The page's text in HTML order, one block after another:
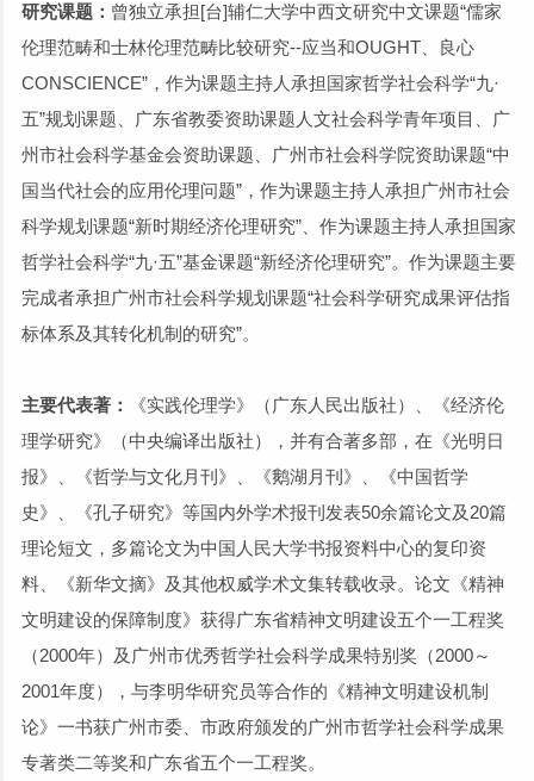
研究课题： 曾独立承担[台]辅仁大学中西文研究中文课题“儒家
伦理范畴和士林伦理范畴比较研究--应当和OUGHT、良心
CONSCIENCE”，作为课题主持人承担国家哲学社会科学“九·
五”规划课题、广东省教委资助课题人文社会科学青年项目、广
州市社会科学基金会资助课题、广州市社会科学院资助课题“中
国当代社会的应用伦理问题”，作为课题主持人承担广州市社会
科学规划课题“新时期经济伦理研究”、作为课题主持人承担国家
哲学社会科学“九·五”基金课题“新经济伦理研究”。作为课题主要
完成者承担广州市社会科学规划课题“社会科学研究成果评估指
标体系及其转化机制的研究”。
主要代表著：
《实践伦理学》（广东人民出版社）、《经济伦
理学研究》（中央编译出版社），并有合著多部，在《光明日
报》、《哲学与文化月刊》、《鹅湖月刊》、《中国哲学
史》、《孔子研究》等国内外学术报刊发表50余篇论文及20篇
理论短文，多篇论文为中国人民大学书报资料中心的复印资
料、《新华文摘》及其他权威学术文集转载收录。论文《精神
文明建设的保障制度》获得广东省精神文明建设五个一工程奖
（2000年）及广州市优秀哲学社会科学成果特别奖（2000～
2001年度），与李明华研究员等合作的《精神文明建设机制
论》一书获广州市委、市政府颁发的广州市哲学社会科学成果
专著类二等奖和广东省五个一工程奖。